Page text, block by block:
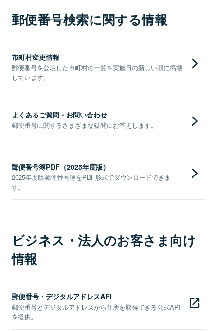
郵便番号検索に関する情報
市町村変更情報
郵便番号を公表した市町村の一覧を実施日の新しい順に掲載
しています。
よくあるご質問・お問い合わせ
郵便番号に関するさまざまな疑問にお答えします。
郵便番号簿PDF（2025年度版）
2025年度版郵便番号簿をPDF形式でダウンロードできま
す。
ビジネス・法人のお客さま向け
情報
郵便番号・デジタルアドレスAPI
郵便番号とデジタルアドレスから住所を取得できる公式API
を提供。